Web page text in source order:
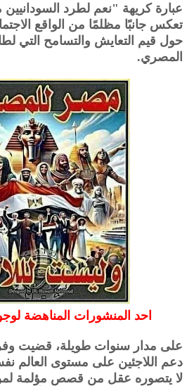
عبارة كريهة "نعم لطرد
تعكس جانبًا مظلمًا من الواقع
حول قيم التعايش والتسامح التي
المصري.
احد المنشورات المناهضة
على مدار سنوات طويلة، قضيت
دعم اللاجئين على مستوى العالم
لا يتصوره عقل من قصص مؤلمة